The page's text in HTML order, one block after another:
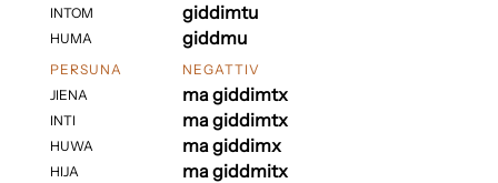
INTOM
HUMA
giddimtu
giddmu
PERSUNA
JIENA
INTI
HUWA
HIJA
NEGATTIV
ma giddimtx
ma giddimtx
ma giddimx
ma giddmitx